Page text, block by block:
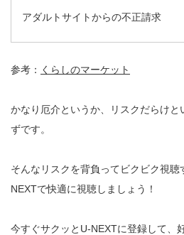
アダルトサイトからの不正請求
参考： くらしのマーケット
かなり厄介というか、リスクだらけと
ずです。
そんなリスクを背負ってビクビク視
NEXTで快適に視聴しましょう！
今すぐサクッとU-NEXTに登録して、